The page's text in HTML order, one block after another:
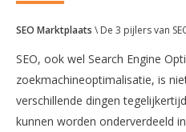
SEO Marktplaats \ De 3 pijlers van
SEO, ook wel Search Engine
zoekmachineoptimalisatie, is
verschillende dingen
kunnen worden onderverdeeld